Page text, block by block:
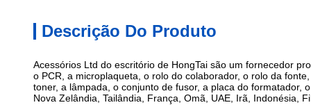
Descrição Do Produto
Acessórios Ltd do escritório de HongTai são um fornecedor
o PCR, a microplaqueta, o rolo do colaborador, o rolo da
toner, a lâmpada, o conjunto de fusor, a placa do formatador,
Nova Zelândia, Tailândia, França, Omã, UAE, Irã, Indonésia,